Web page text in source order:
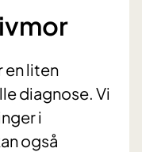
en liten
diagnose. Vi
i
også